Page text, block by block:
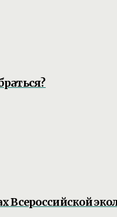
Всероссийской